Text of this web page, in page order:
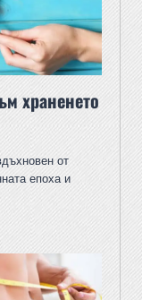
храненето
от
епоха и